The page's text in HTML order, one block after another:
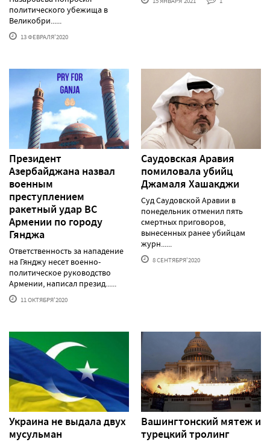
политического убежища в
Великобри......
13 ФЕВРАЛЯ'2020
Президент
Азербайджана назвал
военным
преступлением
ракетный удар ВС
Армении по городу
Гянджа
Ответственность за нападение
на Гянджу несет военно-
политическое руководство
Армении, написал презид......
11 ОКТЯБРЯ'2020
Саудовская Аравия
помиловала убийц
Джамаля Хашакджи
Суд Саудовской Аравии в
понедельник отменил пять
смертных приговоров,
вынесенных ранее убийцам
журн......
8 СЕНТЯБРЯ'2020
Украина не выдала двух
мусульман
Вашингтонский мятеж и
турецкий тролинг